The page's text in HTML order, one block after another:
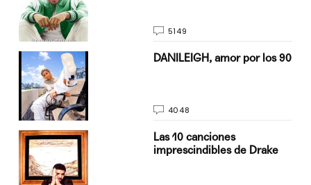
5149
DANILEIGH, amor por los 90
4048
Las 10 canciones
imprescindibles de Drake